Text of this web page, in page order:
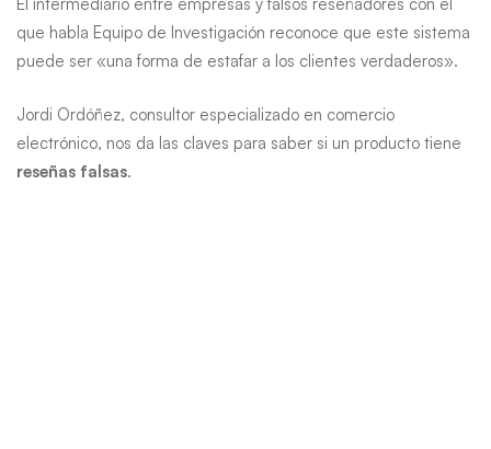
El intermediario entre empresas y falsos reseñadores con el
que habla Equipo de Investigación reconoce que este sistema
puede ser «una forma de estafar a los clientes verdaderos».
Jordi Ordóñez, consultor especializado en comercio
electrónico, nos da las claves para saber si un producto tiene
reseñas falsas.